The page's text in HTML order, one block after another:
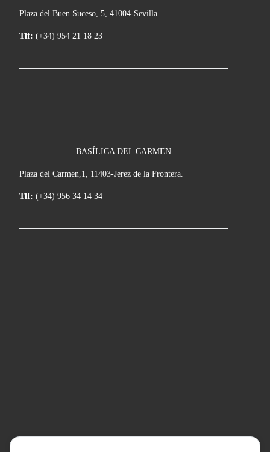
Plaza del Buen Suceso, 5, 41004-Sevilla.
Tlf: (+34) 954 21 18 23
– BASÍLICA DEL CARMEN –
Plaza del Carmen,1, 11403-Jerez de la Frontera.
Tlf: (+34) 956 34 14 34